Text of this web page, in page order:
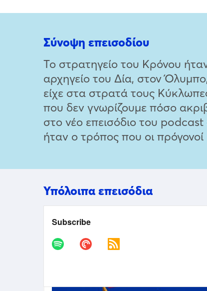
Σύνοψη επεισοδίου
Το στρατηγείο του Κρόνου
αρχηγείο του Δία, στον
είχε στα στρατά τους
που δεν γνωρίζουμε πόσο
στο νέο επεισόδιο του
ήταν ο τρόπος που οι
Υπόλοιπα επεισόδια